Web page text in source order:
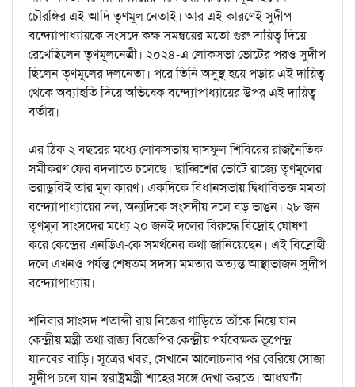
চৌরঙ্গির এই আদি তৃণমূল নেতাই। আর এই কারণেই সুদীপ
বন্দ্যোপাধ্যায়কে সংসদে কক্ষ সমন্বয়ের মতো গুরু দায়িত্ব দিয়ে
রেখেছিলেন তৃণমূলনেত্রী। ২০২৪-এ লোকসভা ভোটের পরও সুদীপ
ছিলেন তৃণমূলের দলনেতা। পরে তিনি অসুস্থ হয়ে পড়ায় এই দায়িত্ব
থেকে অব্যাহতি দিয়ে অভিষেক বন্দ্যোপাধ্যায়ের উপর এই দায়িত্ব
বর্তায়।
এর ঠিক ২ বছরের মধ্যে লোকসভায় ঘাসফুল শিবিরের রাজনৈতিক
সমীকরণ ফের বদলাতে চলেছে। ছাব্বিশের ভোটে রাজ্যে তৃণমূলের
ভরাডুবিই তার মূল কারণ। একদিকে বিধানসভায় দ্বিধাবিভক্ত মমতা
বন্দ্যোপাধ্যায়ের দল, অন্যদিকে সংসদীয় দলে বড় ভাঙন। ২৮ জন
তৃণমূল সাংসদের মধ্যে ২০ জনই দলের বিরুদ্ধে বিদ্রোহ ঘোষণা
করে কেন্দ্রের এনডিএ-কে সমর্থনের কথা জানিয়েছেন। এই বিদ্রোহী
দলে এখনও পর্যন্ত শেষতম সদস্য মমতার অত্যন্ত আস্থাভাজন সুদীপ
বন্দ্যোপাধ্যায়।
শনিবার সাংসদ শতাব্দী রায় নিজের গাড়িতে তাঁকে নিয়ে যান
কেন্দ্রীয় মন্ত্রী তথা রাজ্য বিজেপির কেন্দ্রীয় পর্যবেক্ষক ভূপেন্দ্র
যাদবের বাড়ি। সূত্রের খবর, সেখানে আলোচনার পর বেরিয়ে সোজা
সুদীপ চলে যান স্বরাষ্ট্রমন্ত্রী শাহের সঙ্গে দেখা করতে। আধঘন্টা